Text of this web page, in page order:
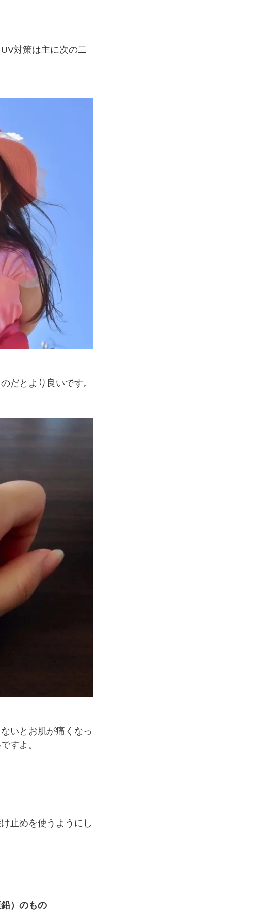
対策は主に次の二
だとより良いです。
いとお肌が痛くなっ
すよ。
止めを使うようにし
）のもの